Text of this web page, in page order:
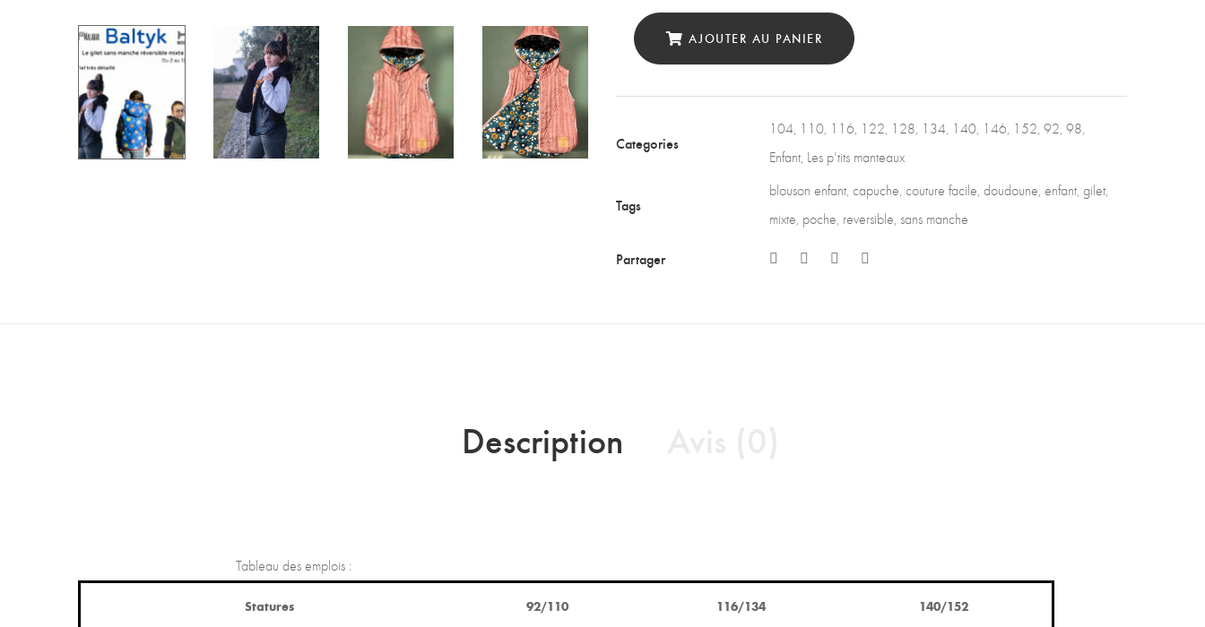
AJOUTER AU PANIER
Categories
104, 110, 116, 122, 128, 134, 140, 146, 152, 92, 98,
Enfant, Les p'tits manteaux
Tags
blouson enfant, capuche, couture facile, doudoune, enfant, gilet,
mixte, poche, reversible, sans manche
Partager
Description
Tableau des emplois :
Statures 92/110 116/134 140/152